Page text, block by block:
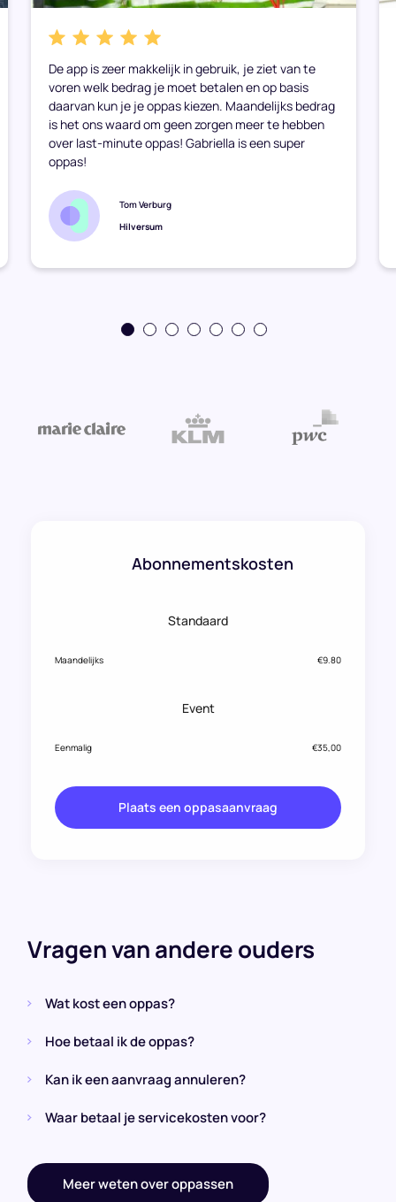
De app is zeer makkelijk in gebruik, je ziet van te
voren welk bedrag je moet betalen en op basis
daarvan kun je je oppas kiezen. Maandelijks bedrag
is het ons waard om geen zorgen meer te hebben
over last-minute oppas! Gabriella is een super
oppas!
Tom Verburg
Hilversum
Abonnementskosten
Standaard
Maandelijks €9.80
Event
Eenmalig €35,00
Plaats een oppasaanvraag
Vragen van andere ouders
Wat kost een oppas?
Hoe betaal ik de oppas?
Kan ik een aanvraag annuleren?
Waar betaal je servicekosten voor?
Meer weten over oppassen